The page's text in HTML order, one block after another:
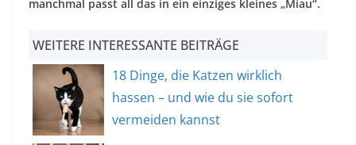
manchmal passt all das in ein einziges kleines „Miau“.
WEITERE INTERESSANTE BEITRÄGE
18 Dinge, die Katzen wirklich
hassen – und wie du sie sofort
vermeiden kannst